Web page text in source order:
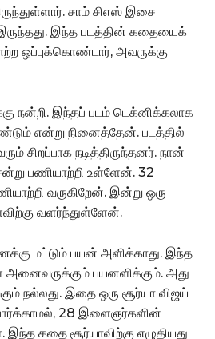
சாம் சிஎஸ் இசை
இந்த படத்தின் கதையைக்
ஒப்புக்கொண்டார், அவருக்கு
நன்றி. இந்தப் படம் டெக்னிக்கலாக
என்று நினைத்தேன். படத்தில்
சிறப்பாக நடித்திருந்தனர். நான்
பணியாற்றி உள்ளேன். 32
வருகிறேன். இன்று ஒரு
வளர்ந்துள்ளேன்.
மட்டும் பயன் அளிக்காது. இந்த
அனைவருக்கும் பயனளிக்கும். அது
நல்லது. இதை ஒரு சூர்யா விஜய்
பார்க்காமல், 28 இளைஞர்களின்
கதை சூர்யாவிற்கு எழுதியது